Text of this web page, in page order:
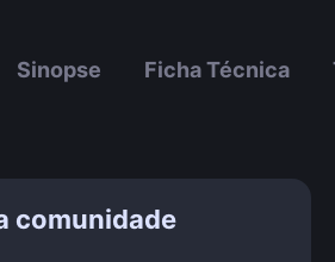
Sinopse Ficha Técnica
comunidade